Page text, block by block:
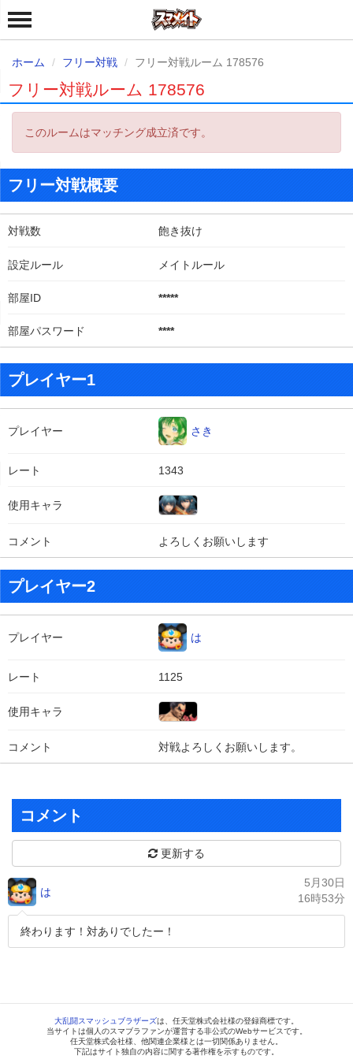
ホーム フリー対戦 フリー対戦ルーム 178576
フリー対戦ルーム 178576
このルームはマッチング成立済です。
フリー対戦概要
対戦数 飽き抜け
設定ルール メイトルール
部屋ID *****
部屋パスワード ****
プレイヤー1
プレイヤー さき
レート 1343
使用キャラ
コメント よろしくお願いします
プレイヤー2
プレイヤー は
レート 1125
使用キャラ
コメント 対戦よろしくお願いします。
コメント
更新する
は
5月30日
16時53分
終わります！対ありでしたー！
大乱闘スマッシュブラザーズは、任天堂株式会社様の登録商標です。
当サイトは個人のスマブラファンが運営する非公式のWebサービスです。
任天堂株式会社様、他関連企業様とは一切関係ありません。
下記はサイト独自の内容に関する著作権を示すものです。